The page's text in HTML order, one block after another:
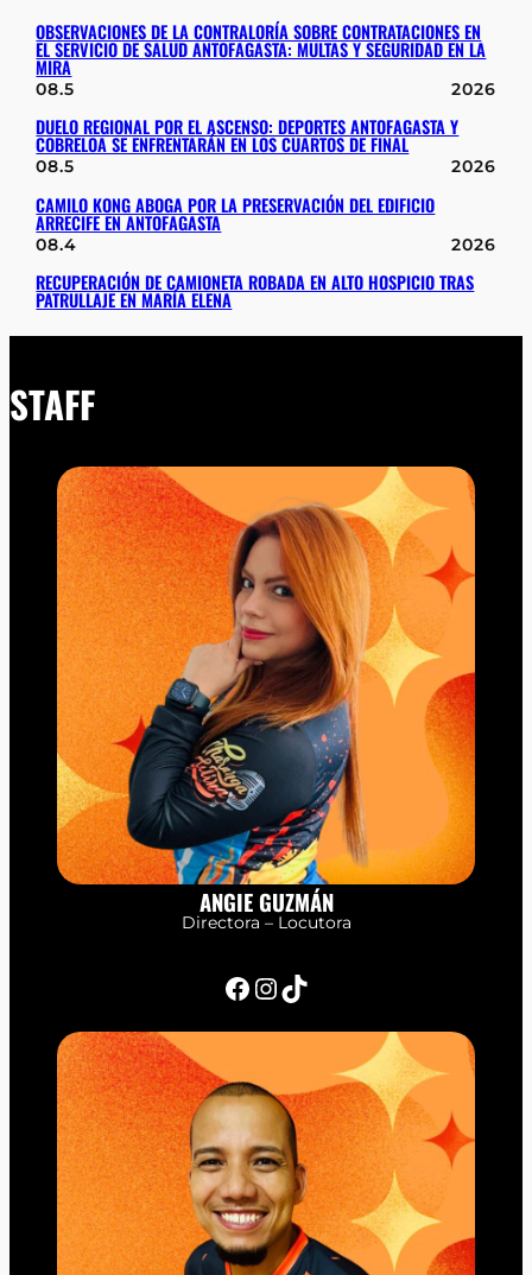
OBSERVACIONES DE LA CONTRALORÍA SOBRE CONTRATACIONES EN
EL SERVICIO DE SALUD ANTOFAGASTA: MULTAS Y SEGURIDAD EN LA
MIRA
08.5 2026
DUELO REGIONAL POR EL ASCENSO: DEPORTES ANTOFAGASTA Y
COBRELOA SE ENFRENTARÁN EN LOS CUARTOS DE FINAL
08.5 2026
CAMILO KONG ABOGA POR LA PRESERVACIÓN DEL EDIFICIO
ARRECIFE EN ANTOFAGASTA
08.4 2026
RECUPERACIÓN DE CAMIONETA ROBADA EN ALTO HOSPICIO TRAS
PATRULLAJE EN MARÍA ELENA
STAFF
ANGIE GUZMÁN
Directora – Locutora
Facebook InstagramTikTok